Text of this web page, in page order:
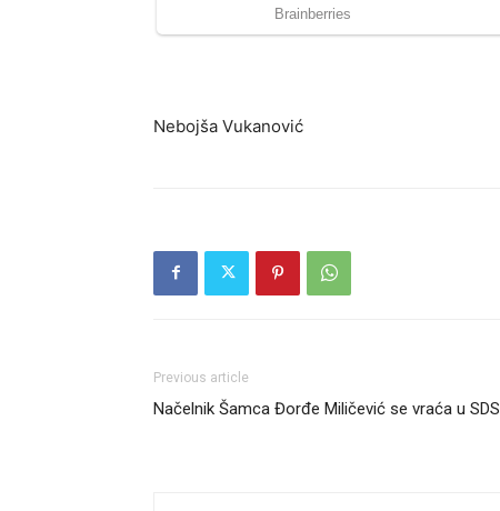
Nebojša Vukanović
Previous article
Načelnik Šamca Đorđe Miličević se vraća u SDS